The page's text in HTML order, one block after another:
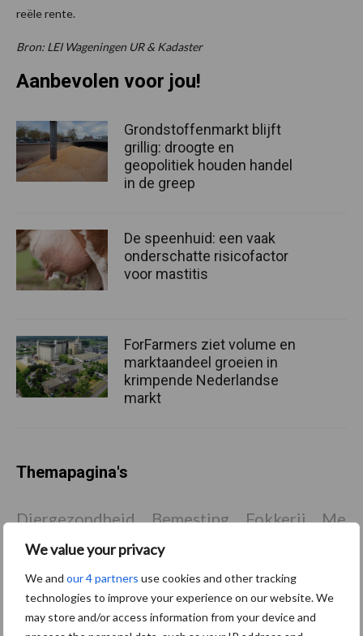
We value your privacy
We and our 4 partners use cookies and other tracking
technologies to improve your experience on our website. We
may store and/or access information from your device and
reële rente.
Bron: LEI Wageningen UR & Kadaster
Aanbevolen voor jou!
Grondstoffenmarkt blijft
grillig: droogte en
geopolitiek houden handel
in de greep
De speenhuid: een vaak
onderschatte risicofactor
voor mastitis
ForFarmers ziet volume en
marktaandeel groeien in
krimpende Nederlandse
markt
Themapagina's
Diergezondheid Bemesting Fokkerij
Beregening Bijproducten